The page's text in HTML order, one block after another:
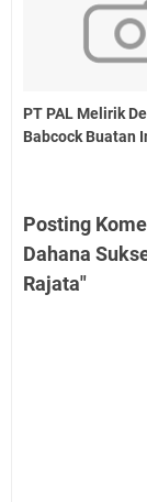
PT PAL Melirik
Babcock Buatan
Posting
Dahana
Rajata"